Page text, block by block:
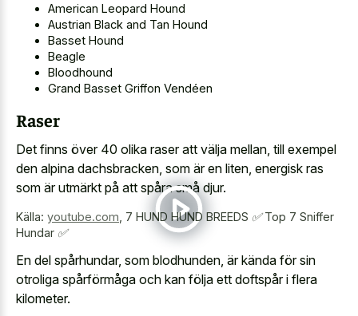
American Leopard Hound
Austrian Black and Tan Hound
Basset Hound
Beagle
Bloodhound
Grand Basset Griffon Vendéen
Raser
Det finns över 40 olika raser att välja mellan, till exempel
den alpina dachsbracken, som är en liten, energisk ras
som är utmärkt på att spåra små djur.
Källa: youtube.com 7 HUND HUND BREEDS ✅ Top 7 Sniffer
Hundar ✅
En del spårhundar, som blodhunden, är kända för sin
otroliga spårförmåga och kan följa ett doftspår i flera
kilometer.